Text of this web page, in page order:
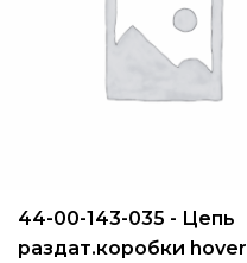
44-00-143-035 - Цепь
раздат.коробки hover